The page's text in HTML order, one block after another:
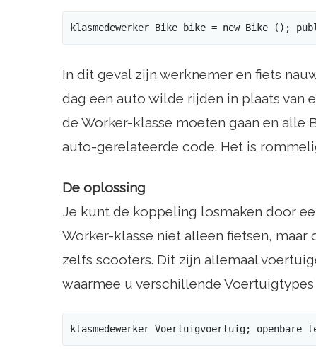
klasmedewerker Bike bike = new Bike ();
In dit geval zijn werknemer en fiets
dag een auto wilde rijden in plaats van
de Worker-klasse moeten gaan en
auto-gerelateerde code. Het is
De oplossing
Je kunt de koppeling losmaken door
Worker-klasse niet alleen fietsen,
zelfs scooters. Dit zijn allemaal
waarmee u verschillende
klasmedewerker Voertuigvoertuig;